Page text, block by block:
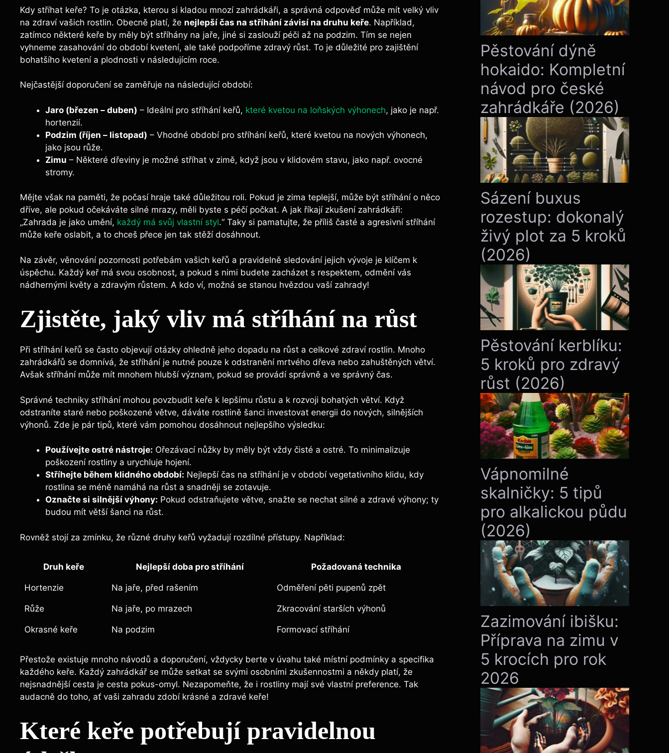
Kdy stříhat keře? To je otázka, kterou si kladou mnozí zahrádkáři, a správná odpověď může mít velký vliv
na zdraví vašich rostlin. Obecně platí, že nejlepší čas na stříhání závisí na druhu keře. Například,
zatímco některé keře by měly být stříhány na jaře, jiné si zaslouží péči až na podzim. Tím se nejen
vyhneme zasahování do období kvetení, ale také podpoříme zdravý růst. To je důležité pro zajištění
bohatšího kvetení a plodnosti v následujícím roce.
Nejčastější doporučení se zaměřuje na následující období:
Jaro (březen – duben) – Ideální pro stříhání keřů, které kvetou na loňských výhonech, jako je např.
hortenzií.
Podzim (říjen – listopad) – Vhodné období pro stříhání keřů, které kvetou na nových výhonech,
jako jsou růže.
Zimu – Některé dřeviny je možné stříhat v zimě, když jsou v klidovém stavu, jako např. ovocné
stromy.
Mějte však na paměti, že počasí hraje také důležitou roli. Pokud je zima teplejší, může být stříhání o něco
dříve, ale pokud očekáváte silné mrazy, měli byste s péčí počkat. A jak říkají zkušení zahrádkáři:
„Zahrada je jako umění, každý má svůj vlastní styl.“ Taky si pamatujte, že příliš časté a agresivní stříhání
může keře oslabit, a to chceš přece jen tak stěží dosáhnout.
Na závěr, věnování pozornosti potřebám vašich keřů a pravidelně sledování jejich vývoje je klíčem k
úspěchu. Každý keř má svou osobnost, a pokud s nimi budete zacházet s respektem, odmění vás
nádhernými květy a zdravým růstem. A kdo ví, možná se stanou hvězdou vaší zahrady!
Zjistěte, jaký vliv má stříhání na růst
Při stříhání keřů se často objevují otázky ohledně jeho dopadu na růst a celkové zdraví rostlin. Mnoho
zahrádkářů se domnívá, že stříhání je nutné pouze k odstranění mrtvého dřeva nebo zahuštěných větví.
Avšak stříhání může mít mnohem hlubší význam, pokud se provádí správně a ve správný čas.
Správné techniky stříhání mohou povzbudit keře k lepšímu růstu a k rozvoji bohatých větví. Když
odstraníte staré nebo poškozené větve, dáváte rostlině šanci investovat energii do nových, silnějších
výhonů. Zde je pár tipů, které vám pomohou dosáhnout nejlepšího výsledku:
Používejte ostré nástroje: Ořezávací nůžky by měly být vždy čisté a ostré. To minimalizuje
poškození rostliny a urychluje hojení.
Stříhejte během klidného období: Nejlepší čas na stříhání je v období vegetativního klidu, kdy
rostlina se méně namáhá na růst a snadněji se zotavuje.
Označte si silnější výhony: Pokud odstraňujete větve, snažte se nechat silné a zdravé výhony; ty
budou mít větší šanci na růst.
Rovněž stojí za zmínku, že různé druhy keřů vyžadují rozdílné přístupy. Například:
Druh keře Nejlepší doba pro stříhání Požadovaná technika
Hortenzie Na jaře, před rašením Odměření pěti pupenů zpět
Růže Na jaře, po mrazech Zkracování starších výhonů
Okrasné keře Na podzim Formovací stříhání
Přestože existuje mnoho návodů a doporučení, vždycky berte v úvahu také místní podmínky a specifika
každého keře. Každý zahrádkář se může setkat se svými osobními zkušennostmi a někdy platí, že
nejsnadnější cesta je cesta pokus-omyl. Nezapomeňte, že i rostliny mají své vlastní preference. Tak
audacně do toho, ať vaši zahradu zdobí krásné a zdravé keře!
Které keře potřebují pravidelnou
Pěstování dýně
hokaido: Kompletní
návod pro české
zahrádkáře (2026)
Sázení buxus
rozestup: dokonalý
živý plot za 5 kroků
(2026)
Pěstování kerblíku:
5 kroků pro zdravý
růst (2026)
Vápnomilné
skalničky: 5 tipů
pro alkalickou půdu
(2026)
Zazimování ibišku:
Příprava na zimu v
5 krocích pro rok
2026